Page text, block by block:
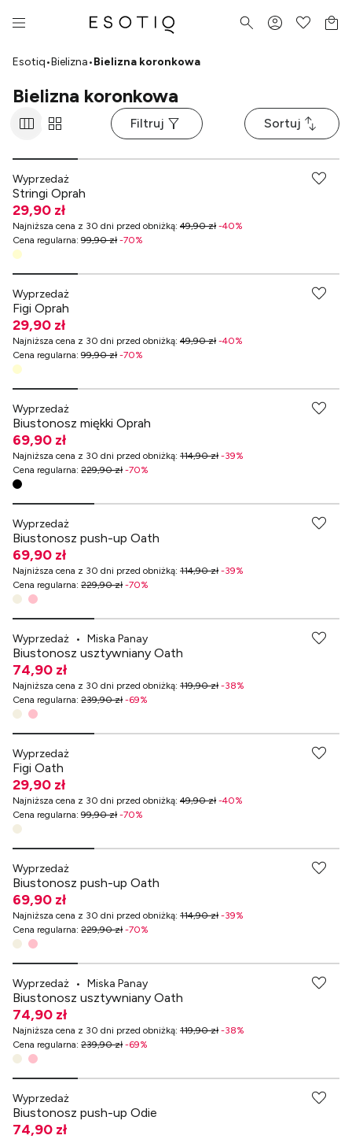
Esotiq•Bielizna•Bielizna koronkowa
Bielizna koronkowa
Sortuj
Filtruj
Wyprzedaż
Stringi Oprah
29,90 zł
Najniższa cena z 30 dni przed obniżką: 49,90 zł -40%
Cena regularna: 99,90 zł -70%
Wyprzedaż
Figi Oprah
29,90 zł
Najniższa cena z 30 dni przed obniżką: 49,90 zł -40%
Cena regularna: 99,90 zł -70%
Wyprzedaż
Biustonosz miękki Oprah
69,90 zł
Najniższa cena z 30 dni przed obniżką: 114,90 zł -39%
Cena regularna: 229,90 zł -70%
Wyprzedaż
Biustonosz push-up Oath
69,90 zł
Najniższa cena z 30 dni przed obniżką: 114,90 zł -39%
Cena regularna: 229,90 zł -70%
-70% przy zakupach za min. 349 zł
Wyprzedaż • Miska Panay
Biustonosz usztywniany Oath
74,90 zł
Najniższa cena z 30 dni przed obniżką: 119,90 zł -38%
Cena regularna: 239,90 zł -69%
-70% przy zakupach za min. 349 zł
Wyprzedaż
Figi Oath
29,90 zł
Najniższa cena z 30 dni przed obniżką: 49,90 zł -40%
Cena regularna: 99,90 zł -70%
Wyprzedaż
Biustonosz push-up Oath
69,90 zł
Najniższa cena z 30 dni przed obniżką: 114,90 zł -39%
Cena regularna: 229,90 zł -70%
-70% przy zakupach za min. 349 zł
Wyprzedaż • Miska Panay
Biustonosz usztywniany Oath
74,90 zł
Najniższa cena z 30 dni przed obniżką: 119,90 zł -38%
Cena regularna: 239,90 zł -69%
Wyprzedaż
Biustonosz push-up Odie
74,90 zł